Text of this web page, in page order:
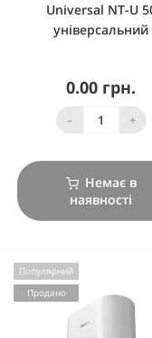
Universal NT-U
універсальний
0.00 грн.
- +
Немає в
наявності
Популярний
Продано